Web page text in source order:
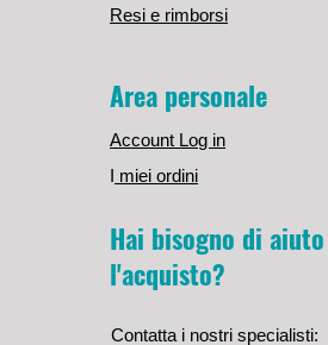
Hai bisogno di
l'acquisto?
Resi e rimborsi
Area personale
Account Log in
I miei ordini
Contatta i nostri specialisti: